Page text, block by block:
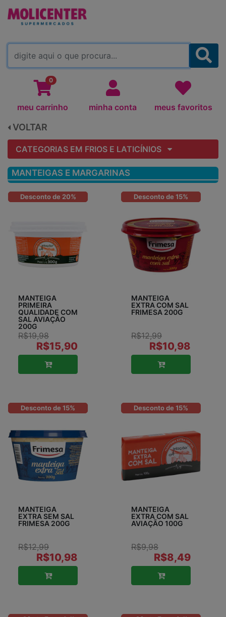
MOLICENTER ARAPONGAS
0
meu carrinho minha conta meus favoritos
VOLTAR
CATEGORIAS EM FRIOS E LATICÍNIOS
MANTEIGAS E MARGARINAS
Desconto de 20%
MANTEIGA
PRIMEIRA
QUALIDADE COM
SAL AVIAÇÃO
200G
R$19,98
R$15,90
Desconto de 15%
MANTEIGA
EXTRA COM SAL
FRIMESA 200G
R$12,99
R$10,98
Desconto de 15%
MANTEIGA
EXTRA SEM SAL
FRIMESA 200G
R$12,99
R$10,98
Desconto de 15%
MANTEIGA
EXTRA COM SAL
AVIAÇÃO 100G
R$9,98
R$8,49